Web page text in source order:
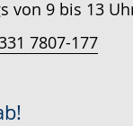
von 9 bis 13
7807-177